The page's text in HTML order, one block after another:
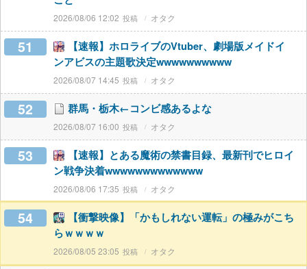
2026/08/06 12:02 オタク
51
【速報】ホロライブのVtuber、劇場版メイドイ
ンアビスの主題歌決定wwwwwwwwww
2026/08/07 14:45 オタク
52 群馬・栃木←コンビ感あるよな
2026/08/07 16:00 オタク
53
【速報】とある魔術の禁書目録、最新刊でヒロイ
ン戦争決着wwwwwwwwwwwww
2026/08/06 17:35 オタク
54
【衝撃映像】「かもしれない運転」の極みがこち
らｗｗｗｗ
2026/08/05 23:05 オタク